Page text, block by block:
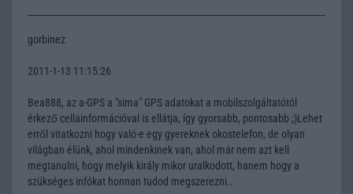
gorbinez
2011-1-13 11:15:26
Bea888, az a-GPS a "sima" GPS adatokat a mobilszolgáltatótól
érkező cellainformációval is ellátja, így gyorsabb, pontosabb ;)Lehet
erről vitatkozni hogy való-e egy gyereknek okostelefon, de olyan
világban élünk, ahol mindenkinek van, ahol már nem azt kell
megtanulni, hogy melyik király mikor uralkodott, hanem hogy a
szükséges infókat honnan tudod megszerezni..